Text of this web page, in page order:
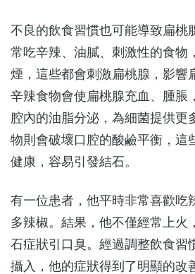
不良的飲食習慣也可能導致扁桃
常吃辛辣、油膩、刺激性的食物
煙，這些都會刺激扁桃腺，影響
辛辣食物會使扁桃腺充血、腫脹
腔內的油脂分泌，為細菌提供更
物則會破壞口腔的酸鹼平衡，這
健康，容易引發結石。
有一位患者，他平時非常喜歡吃
多辣椒。結果，他不僅經常上火
石症狀引口臭。經過調整飲食習
攝入，他的症狀得到了明顯的改